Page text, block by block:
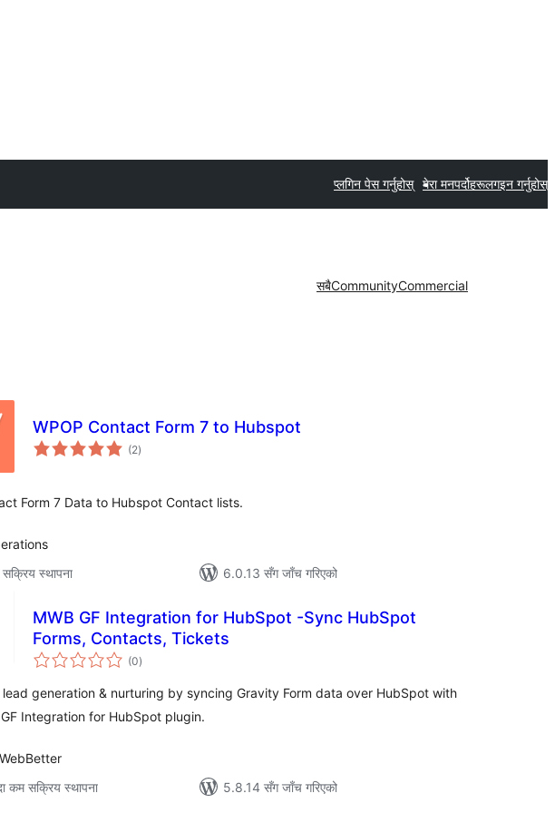
प्लगिन पेस गर्नुहोस् मेरा मनपर्दोहरूलगइन गर्नुहोस्
सबैCommunityCommercial
WPOP Contact Form 7 to Hubspot
(2कुल
रेटिङ्गहरू
)
Form 7 Data to Hubspot Contact lists.
स्थापना
6.0.13 सँग जाँच गरिएको
MWB GF Integration for HubSpot -Sync HubSpot
Forms, Contacts, Tickets
(0कुल
रेटिङ्गहरू
)
generation & nurturing by syncing Gravity Form data over HubSpot with
Integration for HubSpot plugin.
कम सक्रिय स्थापना
5.8.14 सँग जाँच गरिएको